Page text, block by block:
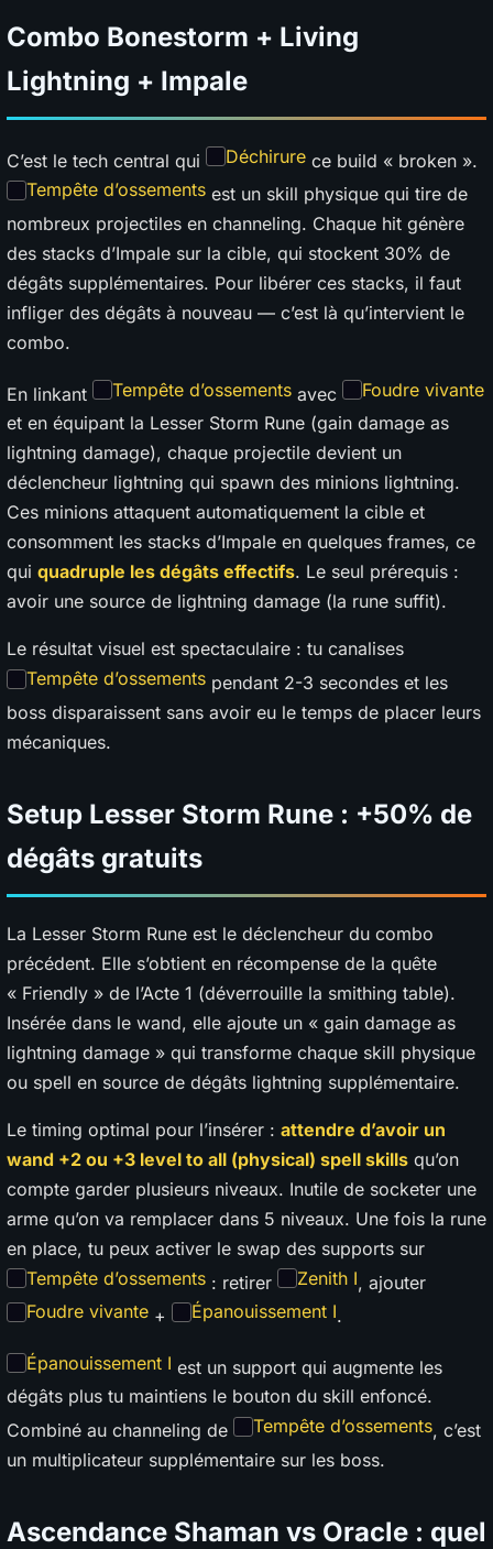
Combo Bonestorm + Living
Lightning + Impale
C’est le tech central qui Déchirure ce build « broken ».
Tempête d’ossements est un skill physique qui tire de
nombreux projectiles en channeling. Chaque hit génère
des stacks d’Impale sur la cible, qui stockent 30% de
dégâts supplémentaires. Pour libérer ces stacks, il faut
infliger des dégâts à nouveau — c’est là qu’intervient le
combo.
En linkant Tempête d’ossements avec
Foudre vivante
et en équipant la Lesser Storm Rune (gain damage as
lightning damage), chaque projectile devient un
déclencheur lightning qui spawn des minions lightning.
Ces minions attaquent automatiquement la cible et
consomment les stacks d’Impale en quelques frames, ce
qui quadruple les dégâts effectifs. Le seul prérequis :
avoir une source de lightning damage (la rune suffit).
Le résultat visuel est spectaculaire : tu canalises
Tempête d’ossements pendant 2-3 secondes et les
boss disparaissent sans avoir eu le temps de placer leurs
mécaniques.
Setup Lesser Storm Rune : +50% de
dégâts gratuits
La Lesser Storm Rune est le déclencheur du combo
précédent. Elle s’obtient en récompense de la quête
« Friendly » de l’Acte 1 (déverrouille la smithing table).
Insérée dans le wand, elle ajoute un « gain damage as
lightning damage » qui transforme chaque skill physique
ou spell en source de dégâts lightning supplémentaire.
Le timing optimal pour l’insérer : attendre d’avoir un
wand +2 ou +3 level to all (physical) spell skills qu’on
compte garder plusieurs niveaux. Inutile de socketer une
arme qu’on va remplacer dans 5 niveaux. Une fois la rune
en place, tu peux activer le swap des supports sur
Tempête d’ossements : retirer Zenith I, ajouter
Foudre vivante + Épanouissement I.
Épanouissement I est un support qui augmente les
dégâts plus tu maintiens le bouton du skill enfoncé.
Combiné au channeling de
Tempête d’ossements, c’est
un multiplicateur supplémentaire sur les boss.
Ascendance Shaman vs Oracle : quel